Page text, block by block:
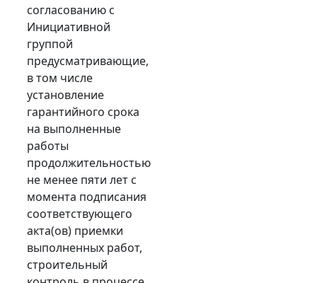
согласованию с
Инициативной
группой
предусматривающие,
в том числе
установление
гарантийного срока
на выполненные
работы
продолжительностью
не менее пяти лет с
момента подписания
соответствующего
акта(ов) приемки
выполненных работ,
строительный